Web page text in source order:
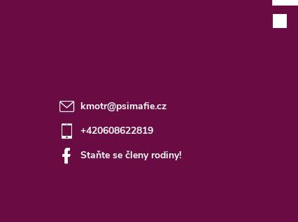
kmotr@psimafie.cz
+420608622819
Staňte se členy rodiny!